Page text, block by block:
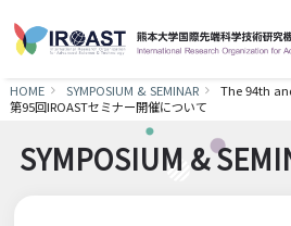
HOME SYMPOSIUM & SEMINAR
The 94th
第95回IROASTセミナー開催について
SYMPOSIUM &
English